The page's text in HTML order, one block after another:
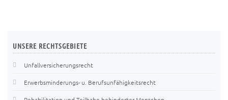
UNSERE RECHTSGEBIETE
Unfallversicherungsrecht
Erwerbsminderungs- u. Berufsunfähigkeitsrecht